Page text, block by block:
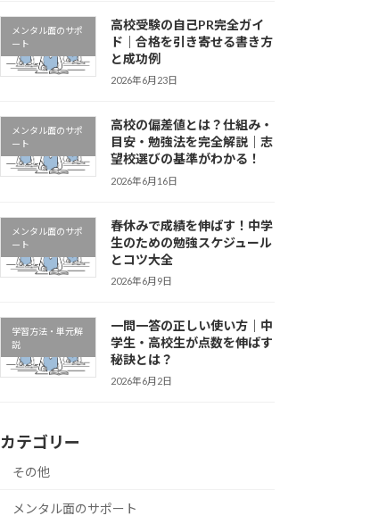
メンタル面のサポ
ート
高校受験の自己PR完全ガイ
ド｜合格を引き寄せる書き方
と成功例
2026年6月23日
メンタル面のサポ
ート
高校の偏差値とは？仕組み・
目安・勉強法を完全解説｜志
望校選びの基準がわかる！
2026年6月16日
メンタル面のサポ
ート
春休みで成績を伸ばす！中学
生のための勉強スケジュール
とコツ大全
2026年6月9日
学習方法・単元解
説
一問一答の正しい使い方｜中
学生・高校生が点数を伸ばす
秘訣とは？
2026年6月2日
カテゴリー
その他
メンタル面のサポート